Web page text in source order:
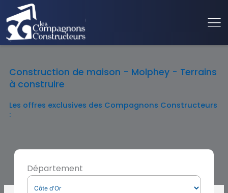
Construction de maison - Molphey - Terrains
à construire
Les offres exclusives des Compagnons Constructeurs
:
Département